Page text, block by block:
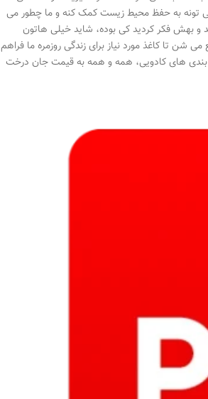
می تونه به حفظ محیط زیست کمک کنه و ما چطور می
و بهش فکر کردید کی بوده، شاید خیلی هاتون
شن تا کاغذ مورد نیاز برای زندگی روزمره ما فراهم
بندی های کادویی، همه و همه به قیمت جان درخت